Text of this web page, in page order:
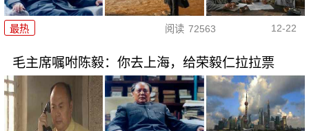
最热 阅读 72563 12-22
毛主席嘱咐陈毅：你去上海，给荣毅仁拉拉票